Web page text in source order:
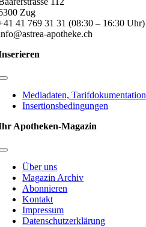
Zug
41 769 31 31 (08:30 – 16:30 Uhr)
apotheke.ch
Toggle
NavigationMediadaten, Tarifdokumentation
Insertionsbedingungen
Apotheken-Magazin
Toggle
NavigationÜber uns
Magazin Archiv
Abonnieren
Kontakt
Impressum
Datenschutzerklärung